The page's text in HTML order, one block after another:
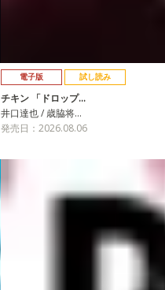
電子版 試し読み
チキン 「ドロップ…
井口達也 / 歳脇将…
発売日：2026.08.06